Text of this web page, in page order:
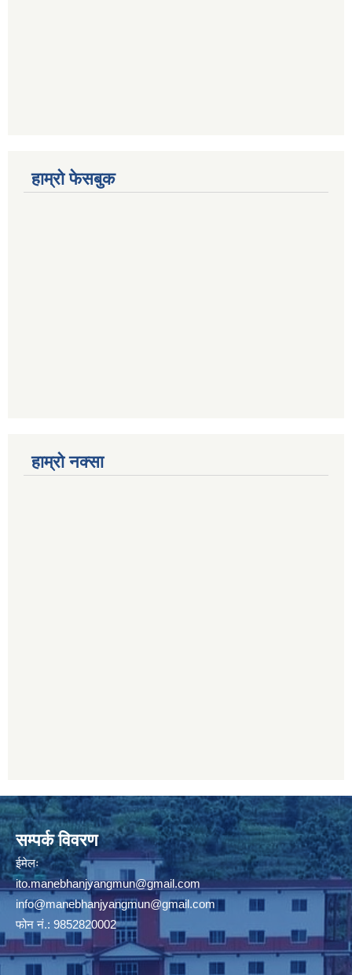
हाम्रो फेसबुक
हाम्रो नक्सा
सम्पर्क विवरण
ईमेलः
ito.manebhanjyangmun@gmail.com
info@manebhanjyangmun@gmail.com
फोन नं.: 9852820002